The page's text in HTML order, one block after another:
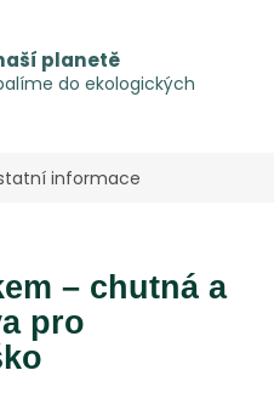
planetě
do ekologických
informace
– chutná a
pro